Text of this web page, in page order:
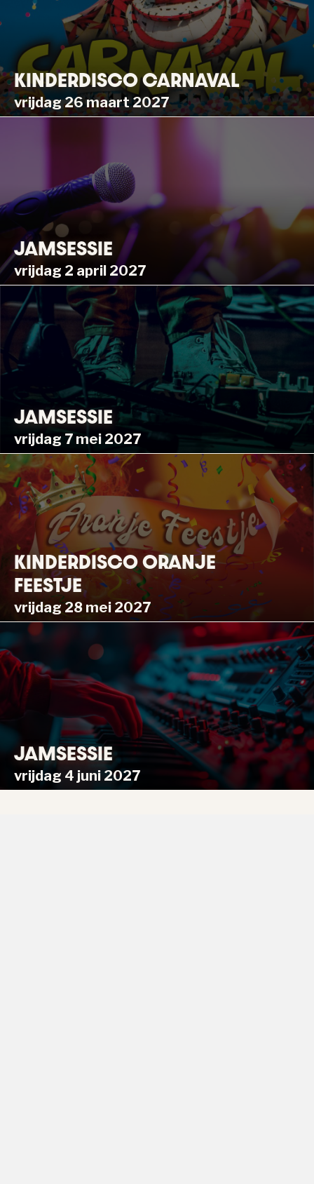
KINDERDISCO CARNAVAL
vrijdag 26 maart 2027
JAMSESSIE
vrijdag 2 april 2027
JAMSESSIE
vrijdag 7 mei 2027
KINDERDISCO ORANJE
FEESTJE
vrijdag 28 mei 2027
JAMSESSIE
vrijdag 4 juni 2027